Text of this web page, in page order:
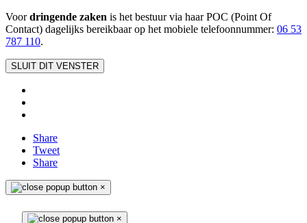
Voordringende zaken is het bestuur via haar POC (Point Of
Contact) dagelijks bereikbaar op het mobiele telefoonnummer: 06 53
787 110.
SLUIT DIT VENSTER
Share
Tweet
Share
×
×